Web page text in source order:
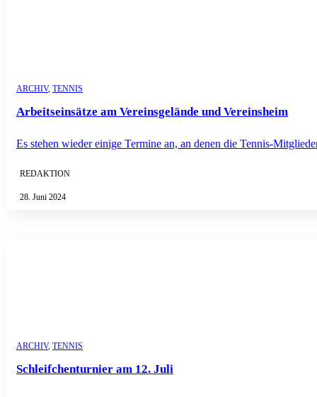
ARCHIV, TENNIS
Arbeitseinsätze am Vereinsgelände und Vereinsheim
Es stehen wieder einige Termine an, an denen die Tennis-
REDAKTION
28. Juni 2024
ARCHIV, TENNIS
Schleifchenturnier am 12. Juli